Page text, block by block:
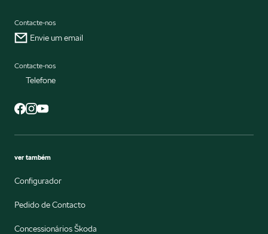
Contacte-nos
Envie um email
Contacte-nos
Telefone
ver também
Configurador
Pedido de Contacto
Concessionários Škoda